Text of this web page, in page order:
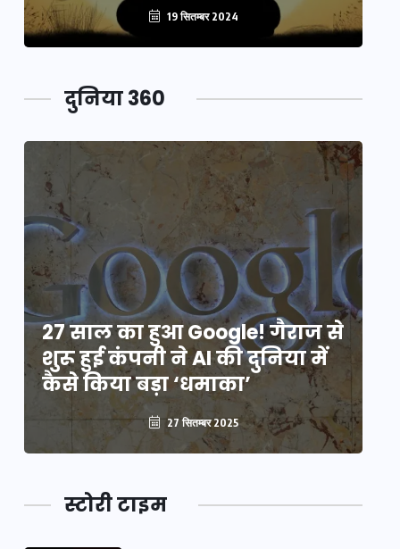
19 सितम्बर 2024
दुनिया 360
27 साल का हुआ Google! गैराज से
शुरू हुई कंपनी ने AI की दुनिया में
कैसे किया बड़ा ‘धमाका’
27 सितम्बर 2025
स्टोरी टाइम